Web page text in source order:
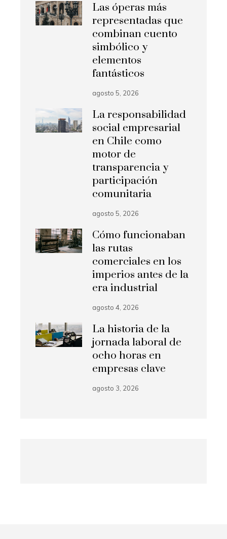
Las óperas más
representadas que
combinan cuento
simbólico y
elementos
fantásticos
agosto 5, 2026
La responsabilidad
social empresarial
en Chile como
motor de
transparencia y
participación
comunitaria
agosto 5, 2026
Cómo funcionaban
las rutas
comerciales en los
imperios antes de la
era industrial
agosto 4, 2026
La historia de la
jornada laboral de
ocho horas en
empresas clave
agosto 3, 2026